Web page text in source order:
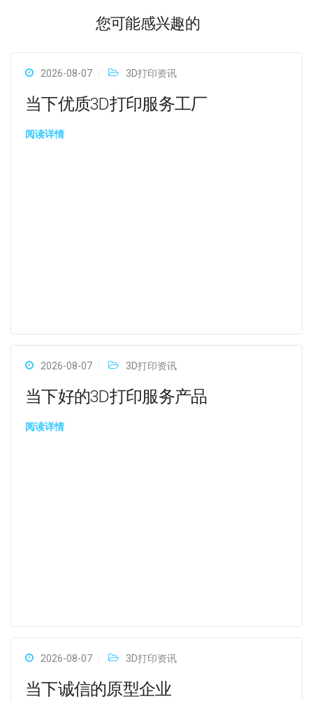
您可能感兴趣的
2026-08-07 3D打印资讯
当下优质3D打印服务工厂
阅读详情
2026-08-07 3D打印资讯
当下好的3D打印服务产品
阅读详情
2026-08-07 3D打印资讯
当下诚信的原型企业